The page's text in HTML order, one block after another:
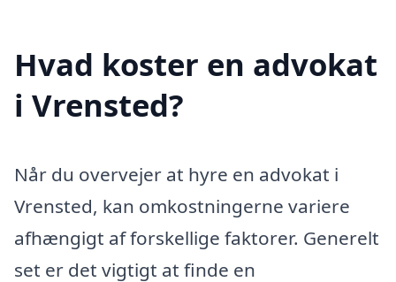
Hvad koster en advokat
i Vrensted?
Når du overvejer at hyre en advokat i
Vrensted, kan omkostningerne variere
afhængigt af forskellige faktorer. Generelt
set er det vigtigt at finde en